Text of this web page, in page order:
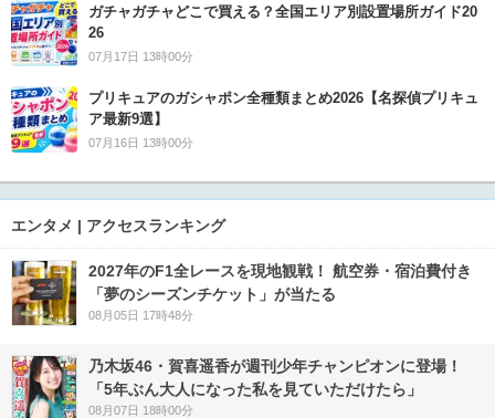
ガチャガチャどこで買える？全国エリア別設置場所ガイド20
26
07月17日 13時00分
プリキュアのガシャポン全種類まとめ2026【名探偵プリキュ
ア最新9選】
07月16日 13時00分
エンタメ | アクセスランキング
2027年のF1全レースを現地観戦！ 航空券・宿泊費付き
「夢のシーズンチケット」が当たる
08月05日 17時48分
乃木坂46・賀喜遥香が週刊少年チャンピオンに登場！
「5年ぶん大人になった私を見ていただけたら」
08月07日 18時00分